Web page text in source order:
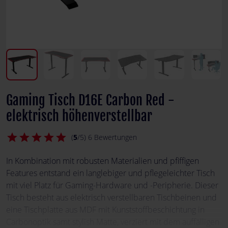
Gaming Tisch D16E Carbon Red -
elektrisch höhenverstellbar
star
star
star
star
star (5/5) 6 Bewertungen
In Kombination mit robusten Materialien und pfiffigen
Features entstand ein langlebiger und pflegeleichter Tisch
mit viel Platz für Gaming-Hardware und -Peripherie. Dieser
Tisch besteht aus elektrisch verstellbaren Tischbeinen und